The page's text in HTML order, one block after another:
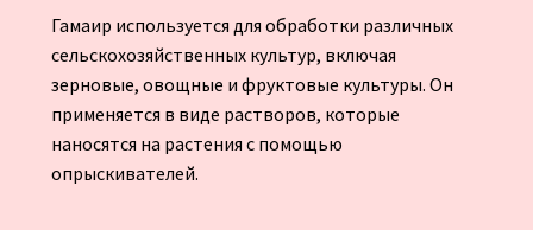
Гамаир используется для обработки различных
сельскохозяйственных культур, включая
зерновые, овощные и фруктовые культуры. Он
применяется в виде растворов, которые
наносятся на растения с помощью
опрыскивателей.